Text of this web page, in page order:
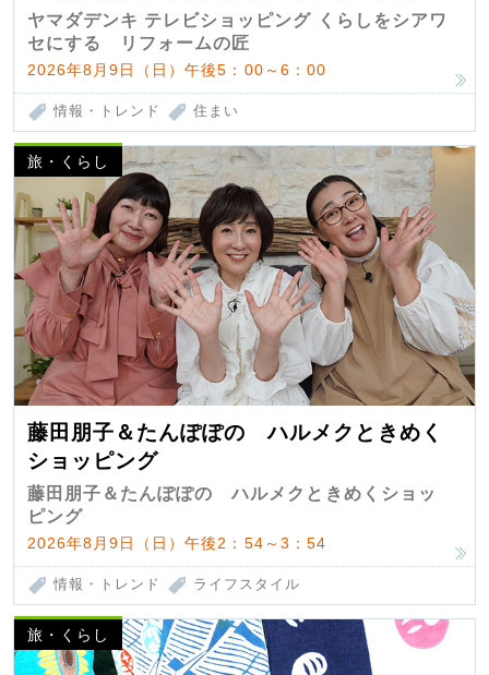
匠 第7弾
ヤマダデンキ テレビショッピング くらしをシアワ
セにする リフォームの匠
2026年8月9日（日）午後5：00～6：00
情報・トレンド 住まい
旅・くらし
藤田朋子＆たんぽぽの ハルメクときめく
ショッピング
藤田朋子＆たんぽぽの ハルメクときめくショッ
ピング
2026年8月9日（日）午後2：54～3：54
情報・トレンド ライフスタイル
旅・くらし